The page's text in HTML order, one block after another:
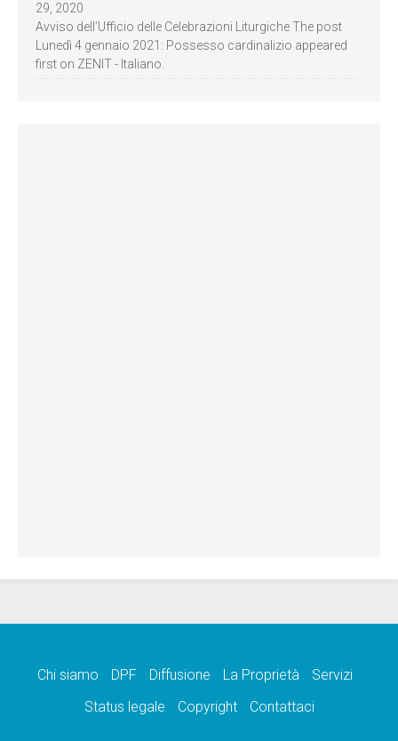
29, 2020
Avviso dell’Ufficio delle Celebrazioni Liturgiche The post
Lunedì 4 gennaio 2021: Possesso cardinalizio appeared
first on ZENIT - Italiano.
Chi siamo DPF Diffusione La Proprietà
Servizi
Status legale
Copyright Contattaci